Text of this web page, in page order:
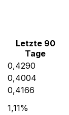
Letzte 90
Tage
0,4290
0,4004
0,4166
1,11%